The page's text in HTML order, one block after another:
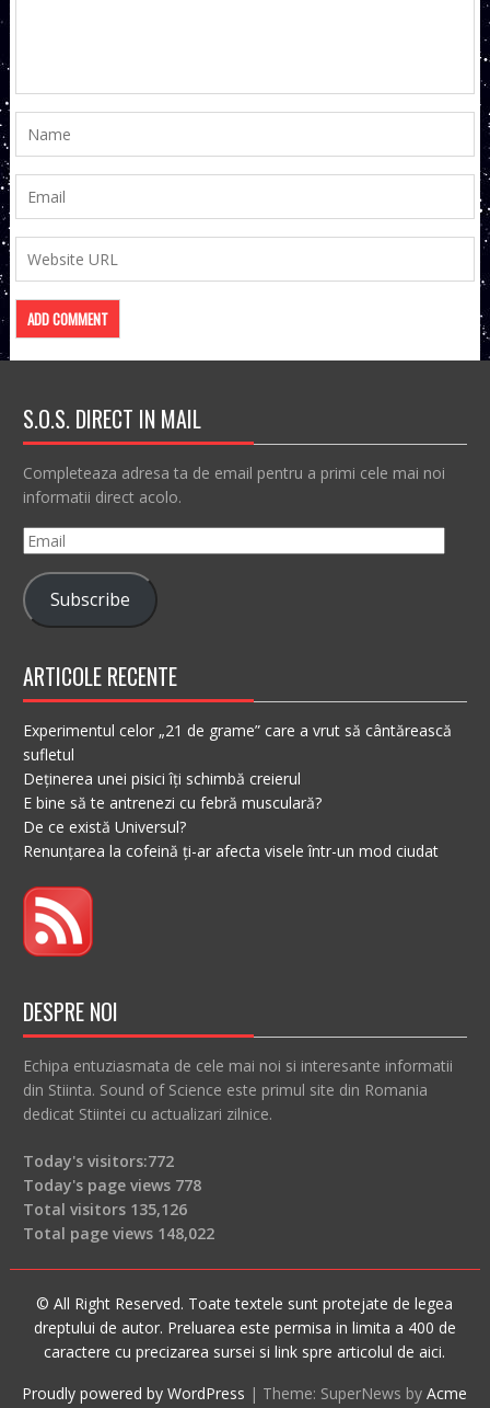
S.O.S. DIRECT IN MAIL
Completeaza adresa ta de email pentru a primi cele mai noi
informatii direct acolo.
Email
Subscribe
ARTICOLE RECENTE
Experimentul celor „21 de grame” care a vrut să cântărească
sufletul
Deținerea unei pisici îți schimbă creierul
E bine să te antrenezi cu febră musculară?
De ce există Universul?
Renunțarea la cofeină ți-ar afecta visele într-un mod ciudat
DESPRE NOI
Echipa entuziasmata de cele mai noi si interesante informatii
din Stiinta. Sound of Science este primul site din Romania
dedicat Stiintei cu actualizari zilnice.
Today's visitors:772
Today's page views 778
Total visitors 135,126
Total page views 148,022
© All Right Reserved. Toate textele sunt protejate de legea
dreptului de autor. Preluarea este permisa in limita a 400 de
caractere cu precizarea sursei si link spre articolul de aici.
Proudly powered by WordPress | Theme: SuperNews byAcme